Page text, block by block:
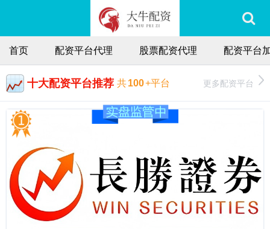
首页 配资平台代理 股票配资代理 配资平台
十大配资平台推荐 共100+平台 更多配资平台